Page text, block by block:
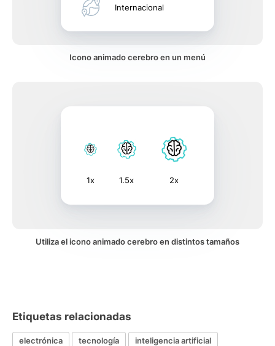
Internacional
Icono animado cerebro en un menú
1x 1.5x 2x
Utiliza el icono animado cerebro en distintos tamaños
Etiquetas relacionadas
electrónica tecnología
inteligencia artificial